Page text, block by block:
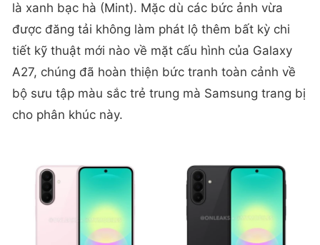
là xanh bạc hà (Mint). Mặc dù các bức ảnh vừa
được đăng tải không làm phát lộ thêm bất kỳ chi
tiết kỹ thuật mới nào về mặt cấu hình của Galaxy
A27, chúng đã hoàn thiện bức tranh toàn cảnh về
bộ sưu tập màu sắc trẻ trung mà Samsung trang bị
cho phân khúc này.